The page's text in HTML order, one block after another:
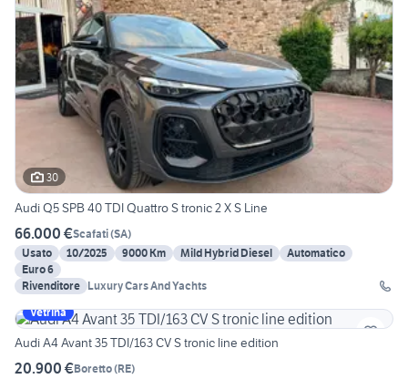
30
Audi Q5 SPB 40 TDI Quattro S tronic 2 X S Line
66.000 €Scafati(SA)
Usato
10/2025 9000 Km Mild Hybrid Diesel
Automatico
Euro 6
Rivenditore Luxury Cars And Yachts
Vetrina
Audi A4 Avant 35 TDI/163 CV S tronic line edition
20.900 €Boretto(RE)